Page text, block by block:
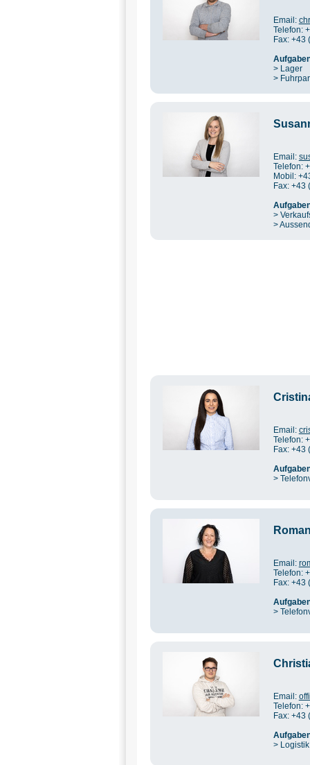
Email:
Telefon:
Fax: +43
> Lager
>
Email:
Telefon:
Mobil:
Fax: +43
>
>
Email:
Telefon:
Fax: +43
>
Email:
Telefon:
Fax: +43
>
Email:
Telefon:
Fax: +43
> Logistik